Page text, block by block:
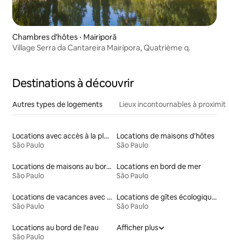
Chambres d'hôtes ⋅ Mairiporã
Village Serra da Cantareira Mairipora, Quatrième q.
Destinations à découvrir
Autres types de logements Lieux incontournables à
Locations avec accès à la plage
São Paulo
Locations de maisons d'hôtes
São Paulo
Locations de maisons au bord d'un lac
São Paulo
Locations en bord de mer
São Paulo
Locations de vacances avec piscine
São Paulo
Locations de gîtes écologiques
São Paulo
Locations au bord de l'eau
São Paulo
Afficher plus